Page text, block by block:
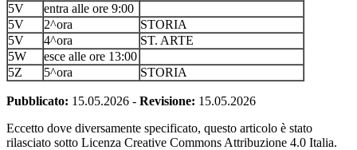
5V
entra alle ore 9:00
5V
2^ora
STORIA
5V
4^ora
ST. ARTE
5W
esce alle ore 13:00
5Z
5^ora STORIA
Pubblicato: 15.05.2026 - Revisione: 15.05.2026
Eccetto dove diversamente specificato, questo articolo è stato
rilasciato sotto Licenza Creative Commons Attribuzione 4.0 Italia.